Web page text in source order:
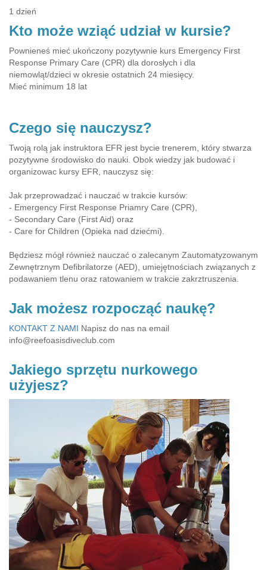
1 dzień
Kto może wziąć udział w kursie?
Pownieneś mieć ukończony pozytywnie kurs Emergency First
Response Primary Care (CPR) dla dorosłych i dla
niemowląt/dzieci w okresie ostatnich 24 miesięcy.
Mieć minimum 18 lat
Czego się nauczysz?
Twoją rolą jak instruktora EFR jest bycie trenerem, który stwarza
pozytywne środowisko do nauki. Obok wiedzy jak budować i
organizowac kursy EFR, nauczysz się:
Jak przeprowadzać i nauczać w trakcie kursów:
- Emergency First Response Priamry Care (CPR),
- Secondary Care (First Aid) oraz
- Care for Children (Opieka nad dziećmi).
Będziesz mógł również nauczać o zalecanym Zautomatyzowanym
Zewnętrznym Defibrilatorze (AED), umiejętnościach związanych z
podawaniem tlenu oraz ratowaniem w trakcie zakrztruszenia.
Jak możesz rozpocząć naukę?
KONTAKT Z NAMI Napisz do nas na email
info@reefoasisdiveclub.com
Jakiego sprzętu nurkowego
użyjesz?